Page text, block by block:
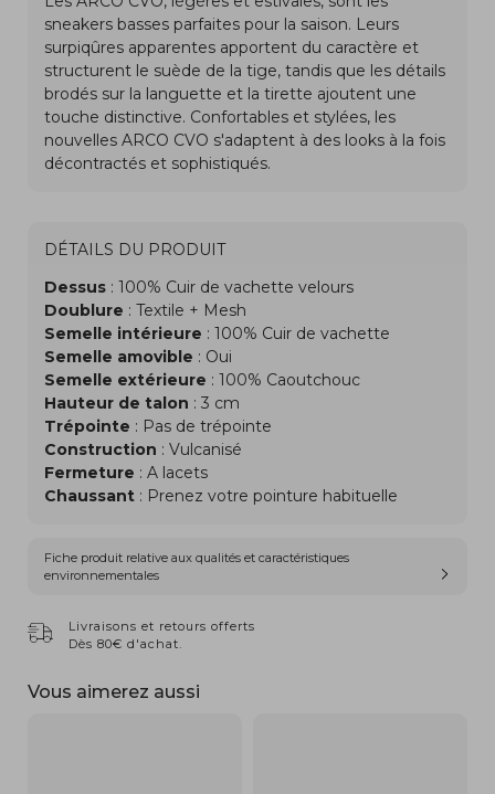
DÉTAILS DU PRODUIT
Dessus : 100% Cuir de vachette velours
Doublure : Textile + Mesh
Semelle intérieure : 100% Cuir de vachette
Semelle amovible : Oui
Semelle extérieure : 100% Caoutchouc
Hauteur de talon : 3 cm
Trépointe : Pas de trépointe
Construction : Vulcanisé
Fermeture : A lacets
Chaussant : Prenez votre pointure habituelle
Fiche produit relative aux qualités et caractéristiques
environnementales
Livraisons et retours offerts
Dès 80€ d'achat.
Vous aimerez aussi